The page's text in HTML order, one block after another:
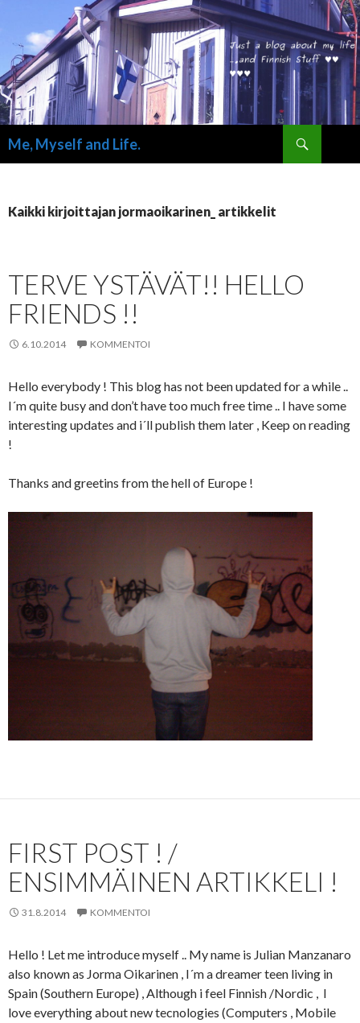
Me, Myself and Life.
Kaikki kirjoittajan jormaoikarinen_ artikkelit
TERVE YSTÄVÄT!! HELLO
FRIENDS !!
6.10.2014 KOMMENTOI
Hello everybody ! This blog has not been updated for a while ..
I´m quite busy and don’t have too much free time .. I have some
interesting updates and i´ll publish them later , Keep on reading
!
Thanks and greetins from the hell of Europe !
FIRST POST ! /
ENSIMMÄINEN ARTIKKELI !
31.8.2014 KOMMENTOI
Hello ! Let me introduce myself .. My name is Julian Manzanaro
also known as Jorma Oikarinen , I´m a dreamer teen living in
Spain (Southern Europe) , Although i feel Finnish /Nordic , I
love everything about new tecnologies (Computers , Mobile